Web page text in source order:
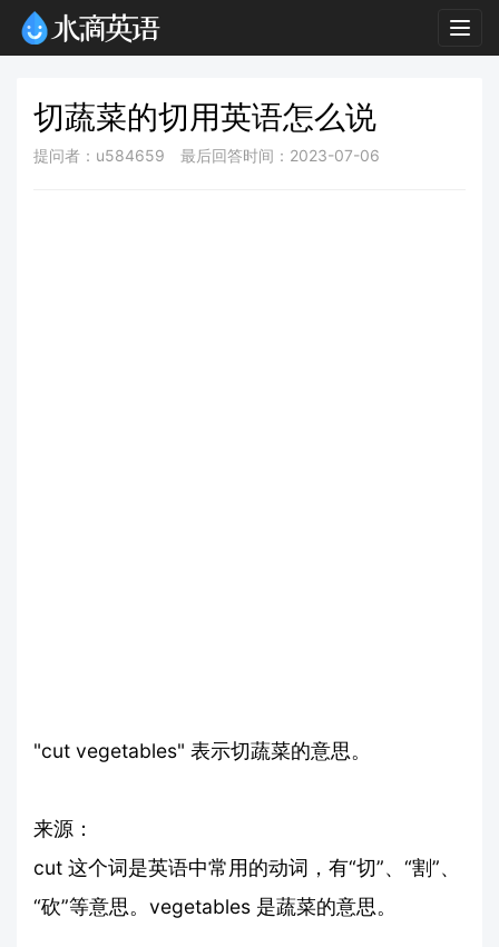
切蔬菜的切用英语怎么说
提问者：u584659 最后回答时间：2023-07-06
"cut vegetables" 表示切蔬菜的意思。
来源：
cut 这个词是英语中常用的动词，有“切”、“割”、
“砍”等意思。vegetables 是蔬菜的意思。